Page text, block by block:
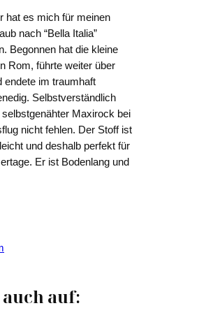
hat es mich für meinen
nach “Bella Italia”
Begonnen hat die kleine
Rom, führte weiter über
endete im traumhaft
Selbstverständlich
Maxirock bei
nicht fehlen. Der Stoff ist
und deshalb perfekt für
Er ist Bodenlang und
auf: